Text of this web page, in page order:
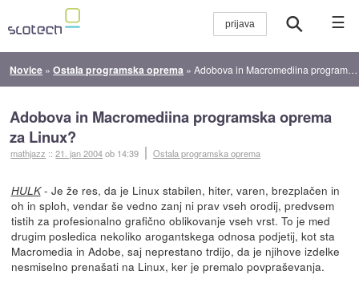
☰
Novice »Ostala programska oprema »Adobova in Macromediina programska oprema za Linux?
Adobova in Macromediina programska oprema
za Linux?
mathjazz ::21. jan 2004ob 14:39 Ostala programska oprema
HULK- Je že res, da je Linux stabilen, hiter, varen, brezplačen in
oh in sploh, vendar še vedno zanj ni prav vseh orodij, predvsem
tistih za profesionalno grafično oblikovanje vseh vrst. To je med
drugim posledica nekoliko arogantskega odnosa podjetij, kot sta
Macromedia in Adobe, saj neprestano trdijo, da je njihove izdelke
nesmiselno prenašati na Linux, ker je premalo povpraševanja.